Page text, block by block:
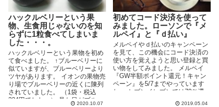
ハックルベリーという果
物、生食用じゃないのを知
らずに1粒食べてしまいま
した・・・。
ハックルベリーという果物を初め
て食べました。 ↑ブルーベリーに
似ていますが、ブルーベリーより
ツヤがあります。 イオンの果物売
り場でブルーベリーの近くに陳列
されていました。 （1袋・税込
324円でした。） 見た目がブルー
2020.10.07
初めてコード決済を使って
みました。ローソンで『メ
ルペイ』と『ｄ払い』
メルペイやｄ払いのキャンペーン
を見て、この機会にコード決済の
使い方を覚えようと思い登録と買
い物をしてみました。 メルペイ
『GW半額ポイント還元！キャン
ペーン』を5/7までやっています
ね。 セブンイレブンでは70％還
2019.05.04